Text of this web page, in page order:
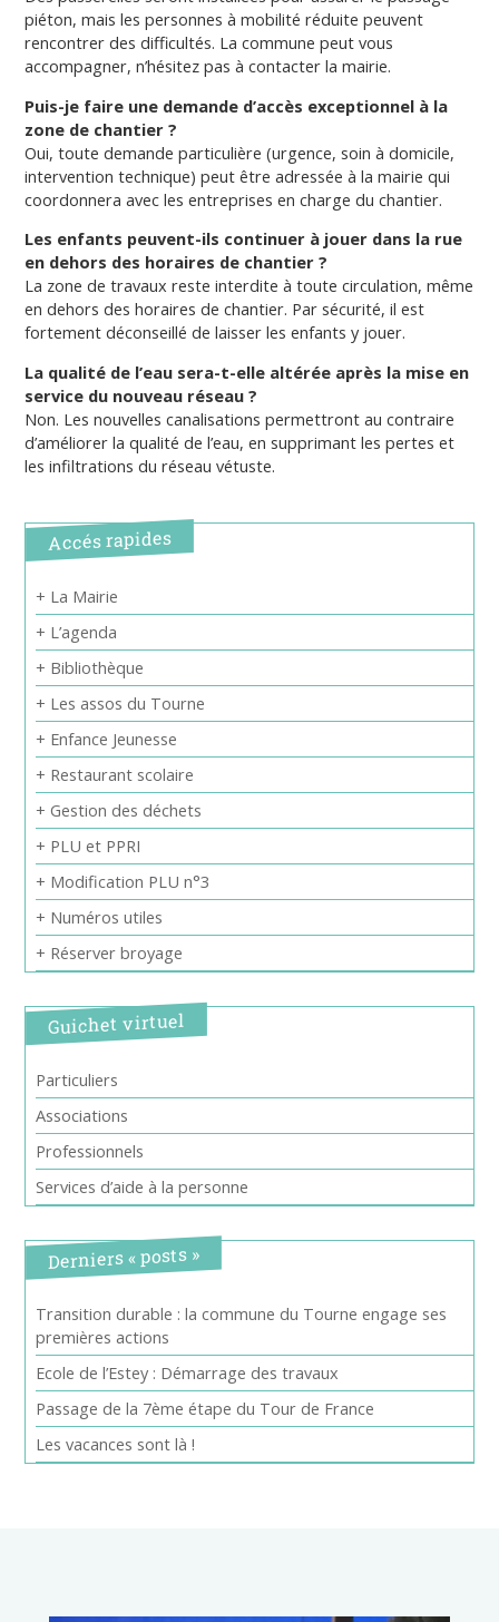
piéton, mais les personnes à mobilité réduite peuvent
rencontrer des difficultés. La commune peut vous
accompagner, n’hésitez pas à contacter la mairie.
Puis-je faire une demande d’accès exceptionnel à la
zone de chantier ?
Oui, toute demande particulière (urgence, soin à domicile,
intervention technique) peut être adressée à la mairie qui
coordonnera avec les entreprises en charge du chantier.
Les enfants peuvent-ils continuer à jouer dans la rue
en dehors des horaires de chantier ?
La zone de travaux reste interdite à toute circulation, même
en dehors des horaires de chantier. Par sécurité, il est
fortement déconseillé de laisser les enfants y jouer.
La qualité de l’eau sera-t-elle altérée après la mise en
service du nouveau réseau ?
Non. Les nouvelles canalisations permettront au contraire
d’améliorer la qualité de l’eau, en supprimant les pertes et
les infiltrations du réseau vétuste.
Accés rapides
+ La Mairie
+ L’agenda
+ Bibliothèque
+ Les assos du Tourne
+ Enfance Jeunesse
+ Restaurant scolaire
+ Gestion des déchets
+ PLU et PPRI
+ Modification PLU n°3
+ Numéros utiles
+ Réserver broyage
Guichet virtuel
Particuliers
Associations
Professionnels
Services d’aide à la personne
Derniers « posts »
Transition durable : la commune du Tourne engage ses
premières actions
Ecole de l’Estey : Démarrage des travaux
Passage de la 7ème étape du Tour de France
Les vacances sont là !